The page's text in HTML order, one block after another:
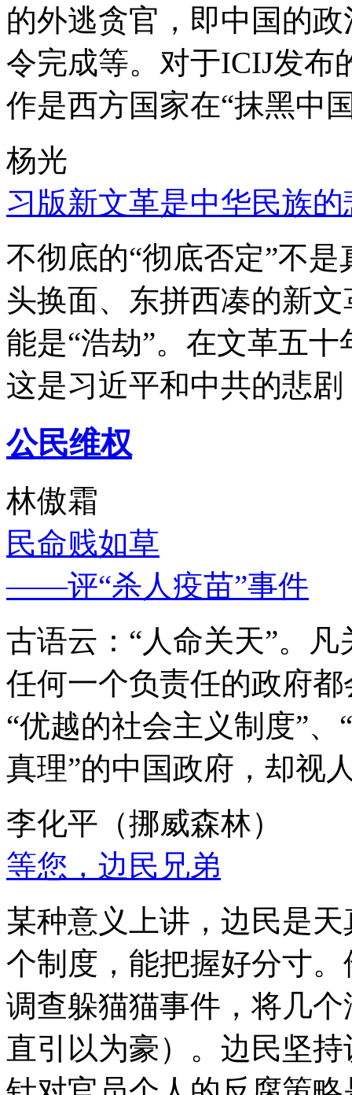
的外逃贪官，即中国的
令完成等。对于ICIJ发布
作是西方国家在“抹黑中
杨光
习版新文革是中华民族的
不彻底的“彻底否定”不
头换面、东拼西凑的新
能是“浩劫”。在文革五
这是习近平和中共的悲
公民维权
林傲霜
民命贱如草
——评“杀人疫苗”事件
古语云：“人命关天”。
任何一个负责任的政府
“优越的社会主义制度”
真理”的中国政府，却视
李化平（挪威森林）
等您，边民兄弟
某种意义上讲，边民是
个制度，能把握好分寸
调查躲猫猫事件，将几
直引以为豪）。边民坚